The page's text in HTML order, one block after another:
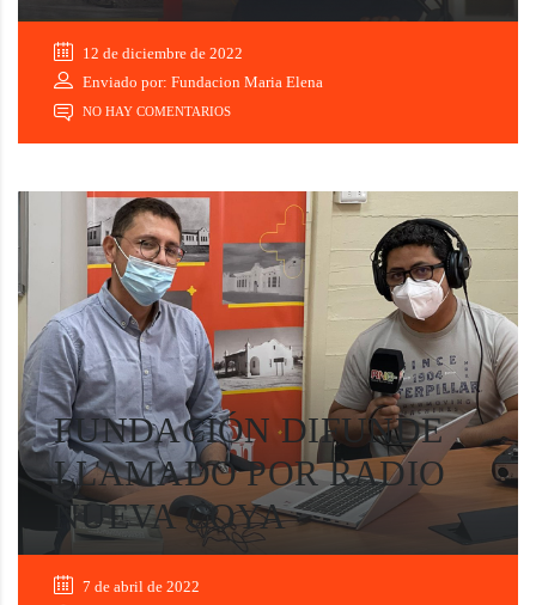
12 de diciembre de 2022
Enviado por: Fundacion Maria Elena
NO HAY COMENTARIOS
FUNDACIÓN DIFUNDE
LLAMADO POR RADIO
NUEVA COYA
7 de abril de 2022